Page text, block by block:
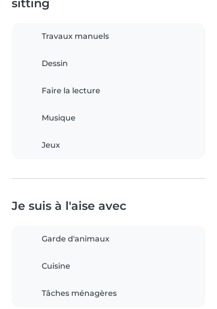
sitting
Travaux manuels
Dessin
Faire la lecture
Musique
Jeux
Je suis à l'aise avec
Garde d'animaux
Cuisine
Tâches ménagères